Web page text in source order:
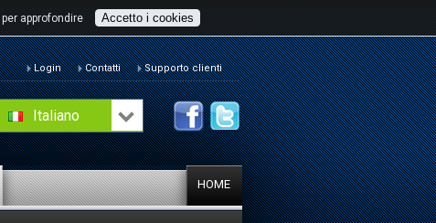
per approfondire Accetto i cookies
Italiano
Login Contatti Supporto clienti
HOME